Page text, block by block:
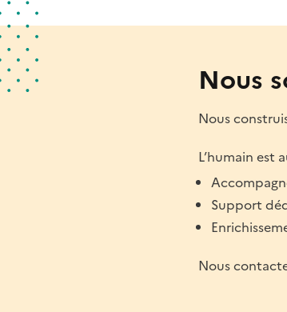
Nous
Nous
L’humain est
Support
Nous